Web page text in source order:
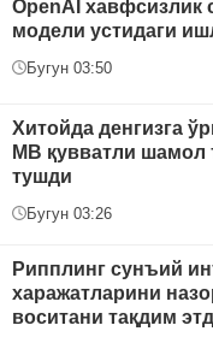
OpenAI хавфсизлик
модели устидаги
Бугун 03:50
Хитойда денгизга
МВ қувватли шамол
тушди
Бугун 03:26
Рипплинг сунъий
харажатларини
воситани тақдим